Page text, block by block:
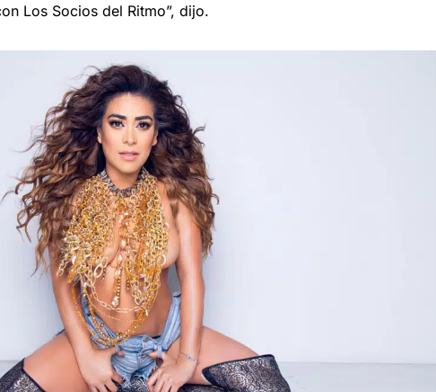
Los Socios del Ritmo”, dijo.